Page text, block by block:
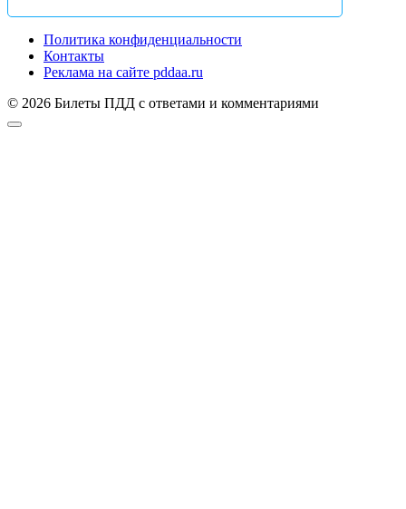
Политика конфиденциальности
Контакты
Реклама на сайте pddaa.ru
© 2026 Билеты ПДД с ответами и комментариями